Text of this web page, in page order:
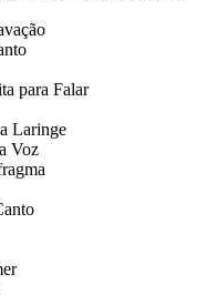
para Falar
Laringe
Voz